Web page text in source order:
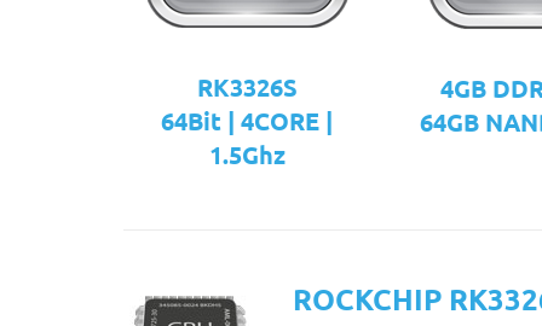
RK3326S
64Bit | 4CORE |
1.5Ghz
4GB
64GB
ROCKCHIP